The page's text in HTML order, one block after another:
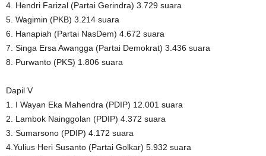
4. Hendri Farizal (Partai Gerindra) 3.729 suara
5. Wagimin (PKB) 3.214 suara
6. Hanapiah (Partai NasDem) 4.672 suara
7. Singa Ersa Awangga (Partai Demokrat) 3.436 suara
8. Purwanto (PKS) 1.806 suara
Dapil V
1. I Wayan Eka Mahendra (PDIP) 12.001 suara
2. Lambok Nainggolan (PDIP) 4.372 suara
3. Sumarsono (PDIP) 4.172 suara
4.Yulius Heri Susanto (Partai Golkar) 5.932 suara